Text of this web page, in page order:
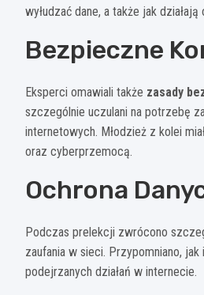
wyłudzać dane, a także jak
Bezpieczne
Eksperci omawiali także zasady
szczególnie uczulani na potrzebę
internetowych. Młodzież z kolei
oraz cyberprzemocą.
Ochrona
Podczas prelekcji zwrócono
zaufania w sieci. Przypomniano,
podejrzanych działań w internecie.